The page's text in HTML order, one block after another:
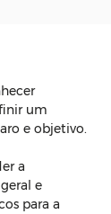
um
e objetivo.
a
e
para a